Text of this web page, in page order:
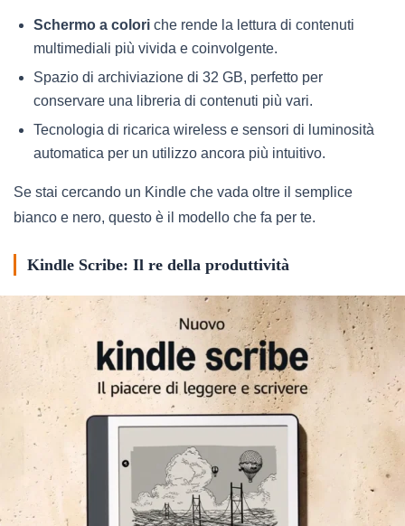
Schermo a colori che rende la lettura di contenuti
multimediali più vivida e coinvolgente.
Spazio di archiviazione di 32 GB, perfetto per
conservare una libreria di contenuti più vari.
Tecnologia di ricarica wireless e sensori di luminosità
automatica per un utilizzo ancora più intuitivo.
Se stai cercando un Kindle che vada oltre il semplice
bianco e nero, questo è il modello che fa per te.
Kindle Scribe: Il re della produttività